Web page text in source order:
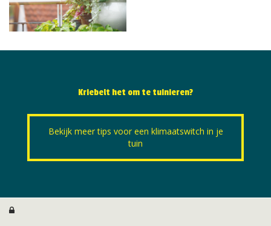
Kriebelt het om te tuinieren?
Bekijk meer tips voor een klimaatswitch in je
tuin
